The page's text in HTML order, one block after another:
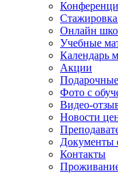
Онлайн
Учебные
Календарь
Акции
Фото с
Видео-
Новости
Документы
Контакты